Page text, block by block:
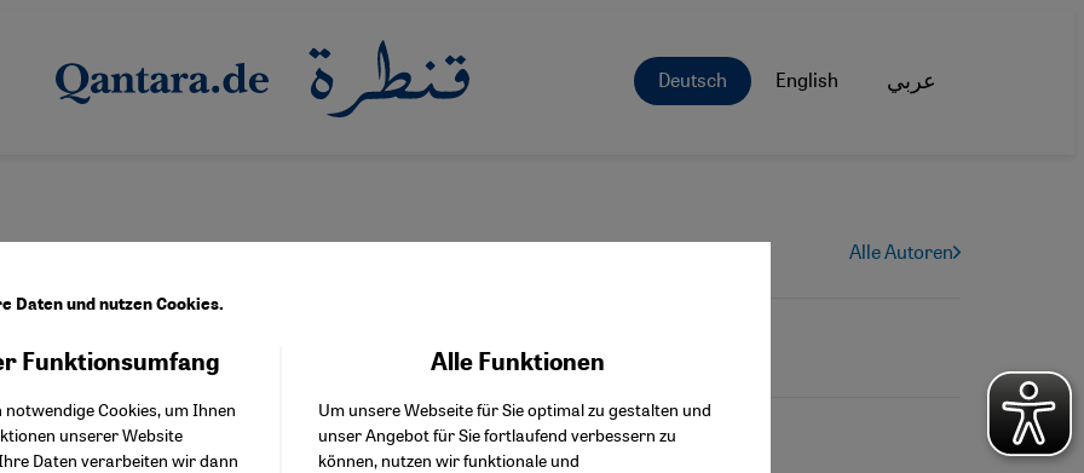
Deutsch English عربي
Alle Autoren
Daten und nutzen Cookies.
Funktionsumfang
Cookies, um Ihnen
unserer Website
Daten verarbeiten wir dann
Alle Funktionen
Um unsere Webseite für Sie optimal zu gestalten und
unser Angebot für Sie fortlaufend verbessern zu
können, nutzen wir funktionale und
Facebook Embed / Facebook Connect
Twitter Embed
Instagram Embed
Youtube Embed